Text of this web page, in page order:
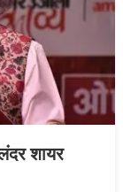
शायर